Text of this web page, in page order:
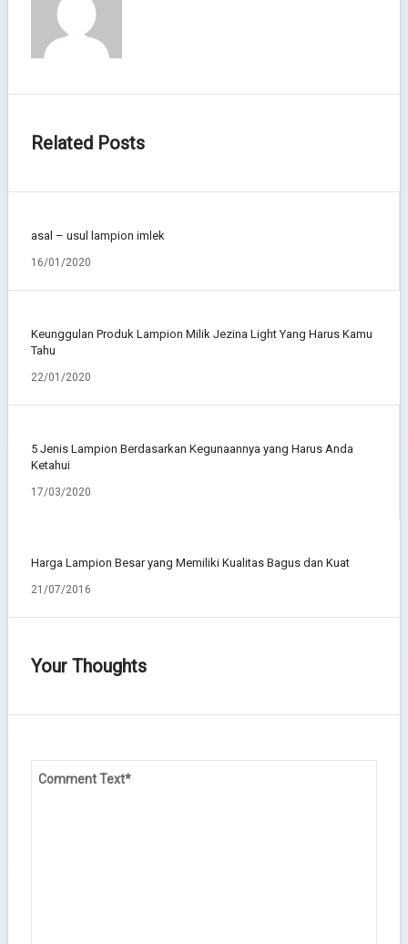
Related Posts
asal – usul lampion imlek
16/01/2020
Keunggulan Produk Lampion Milik Jezina Light Yang Harus Kamu
Tahu
22/01/2020
5 Jenis Lampion Berdasarkan Kegunaannya yang Harus Anda
Ketahui
17/03/2020
Harga Lampion Besar yang Memiliki Kualitas Bagus dan Kuat
21/07/2016
Your Thoughts